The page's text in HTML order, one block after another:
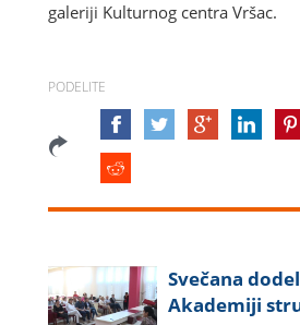
galeriji Kulturnog centra Vršac.
PODELITE
Svečana
Akademiji